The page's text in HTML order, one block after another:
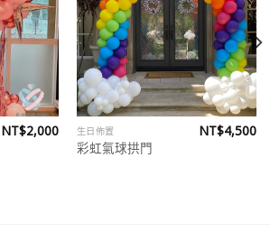
Add to
wishlist
NT$2,000
Add to
wishlist
生日佈置
彩虹氣球拱門
NT$4,500